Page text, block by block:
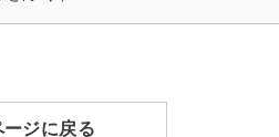
ージに戻る